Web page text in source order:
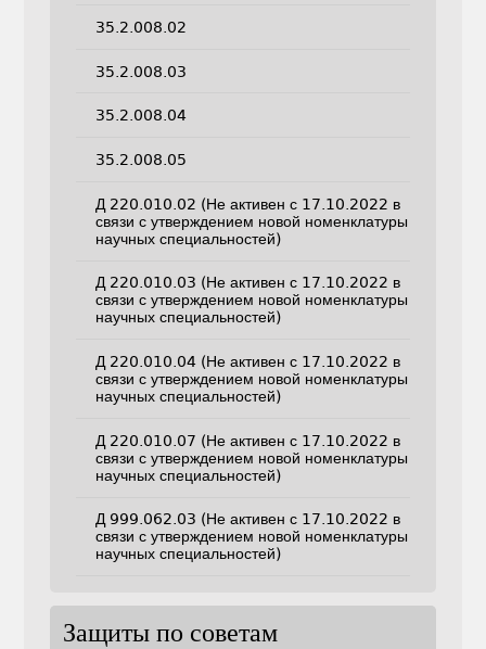
35.2.008.02
35.2.008.03
35.2.008.04
35.2.008.05
Д 220.010.02 (Не активен с 17.10.2022 в
связи с утверждением новой номенклатуры
научных специальностей)
Д 220.010.03 (Не активен с 17.10.2022 в
связи с утверждением новой номенклатуры
научных специальностей)
Д 220.010.04 (Не активен с 17.10.2022 в
связи с утверждением новой номенклатуры
научных специальностей)
Д 220.010.07 (Не активен с 17.10.2022 в
связи с утверждением новой номенклатуры
научных специальностей)
Д 999.062.03 (Не активен с 17.10.2022 в
связи с утверждением новой номенклатуры
научных специальностей)
Защиты по советам